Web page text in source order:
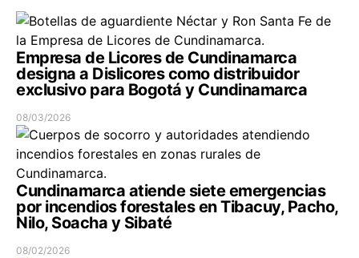
Empresa de Licores de Cundinamarca
designa a Dislicores como distribuidor
exclusivo para Bogotá y Cundinamarca
08/03/2026
Cundinamarca atiende siete emergencias
por incendios forestales en Tibacuy, Pacho,
Nilo, Soacha y Sibaté
08/02/2026